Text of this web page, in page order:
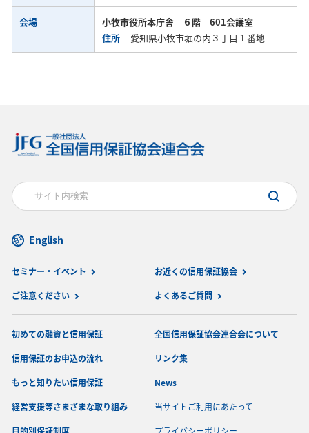
会場
小牧市役所本庁舎 ６階 601会議室
住所
愛知県小牧市堀の内３丁目１番地
English
セミナー・イベント お近くの信用保証協会
ご注意ください よくあるご質問
初めての融資と信用保証
信用保証のお申込の流れ
もっと知りたい信用保証
経営支援等さまざまな取り組み
目的別保証制度
全国信用保証協会連合会について
リンク集
News
当サイトご利用にあたって
プライバシーポリシー